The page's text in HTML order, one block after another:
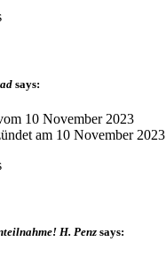
says:
10 November 2023
am 10 November 2023
H. Penz says: